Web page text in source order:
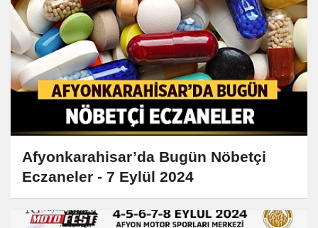
Afyonkarahisar’da Bugün Nöbetçi
Eczaneler - 7 Eylül 2024